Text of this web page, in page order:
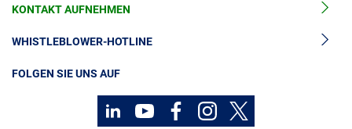
Mittelspannungskabel
Niederspannungskabel
Unsere Geschichte
Investoren
Nachhaltigkeit
KONTAKT AUFNEHMEN
WHISTLEBLOWER-HOTLINE
FOLGEN SIE UNS AUF